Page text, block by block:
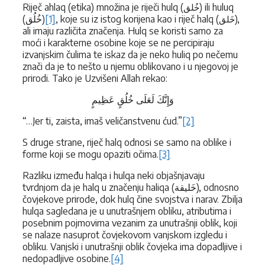
Riječ ahlaq (etika) množina je riječi hulq (خُلق) ili huluq
(خُلُق)[1], koje su iz istog korijena kao i riječ halq (خَلق),
ali imaju različita značenja. Hulq se koristi samo za
moći i karakterne osobine koje se ne percipiraju
izvanjskim čulima te iskaz da je neko huliq po nečemu
znači da je to nešto u njemu oblikovano i u njegovoj je
prirodi. Tako je Uzvišeni Allah rekao:
وَإِنَّكَ لَعَلَى خُلُقٍ عَظِيمٍ
“…Jer ti, zaista, imaš veličanstvenu ćud.”[2]
S druge strane, riječ halq odnosi se samo na oblike i
forme koji se mogu opaziti očima.[3]
Razliku između halqa i hulqa neki objašnjavaju
tvrdnjom da je halq u značenju haliqa (خَلیقة), odnosno
čovjekove prirode, dok hulq čine svojstva i narav. Zbilja
hulqa sagledana je u unutrašnjem obliku, atributima i
posebnim pojmovima vezanim za unutrašnji oblik, koji
se nalaze nasuprot čovjekovom vanjskom izgledu i
obliku. Vanjski i unutrašnji oblik čovjeka ima dopadljive i
nedopadljive osobine.[4]